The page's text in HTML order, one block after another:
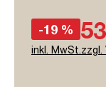
-19 %
inkl.